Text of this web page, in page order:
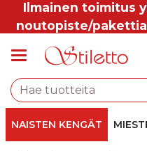
Ilmainen toimitus
noutopiste/
NAISTEN KENGÄT